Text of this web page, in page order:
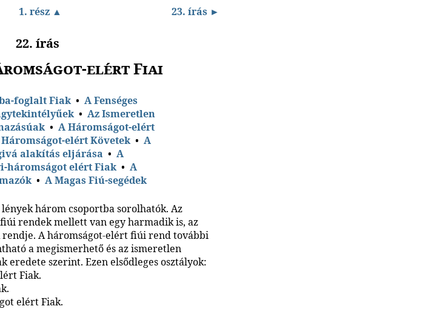
1. rész ▲ 23. írás ►
22. írás
elért Fiai
foglalt Fiak• A Fenséges
• Az Ismeretlen
• A Háromságot-elért
elért Követek• A
alakítás eljárása • A
háromságot elért Fiak• A
• A Magas Fiú-segédek
három csoportba sorolhatók. Az
rendek mellett van egy harmadik is, az
A háromságot-elért fiúi rend további
a megismerhető és az ismeretlen
eredete szerint. Ezen elsődleges osztályok:
Fiak.
elért Fiak.